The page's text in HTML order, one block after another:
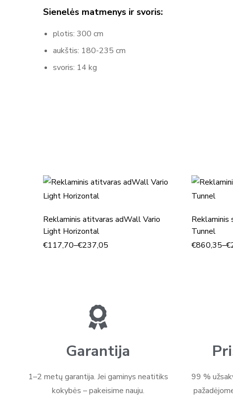
Sienelės matmenys ir svoris:
plotis: 300 cm
aukštis: 180-235 cm
svoris: 14 kg
Reklaminis atitvaras adWall Vario
Light Horizontal
€117,70–€237,05
Reklaminis
Tunnel
€860,35–€
Garantija
1–2 metų garantija. Jei gaminys neatitiks
kokybės – pakeisime nauju.
99 %